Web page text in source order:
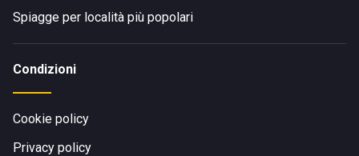
Spiagge per località più popolari
Condizioni
Cookie policy
Privacy policy